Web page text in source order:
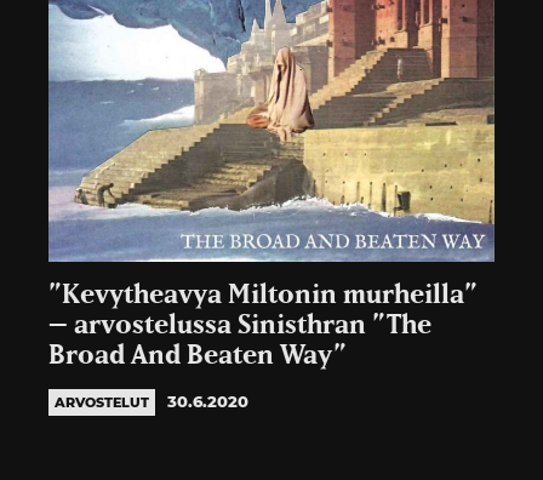
”Kevytheavya Miltonin murheilla”
– arvostelussa Sinisthran ”The
Broad And Beaten Way”
ARVOSTELUT 30.6.2020